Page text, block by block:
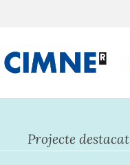
Projecte destacat